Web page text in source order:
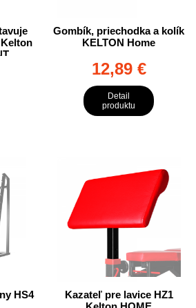
Gombík, priechodka a kolík
KELTON Home
12,89 €
Detail
produktu
HS4
Kazateľ pre lavice HZ1